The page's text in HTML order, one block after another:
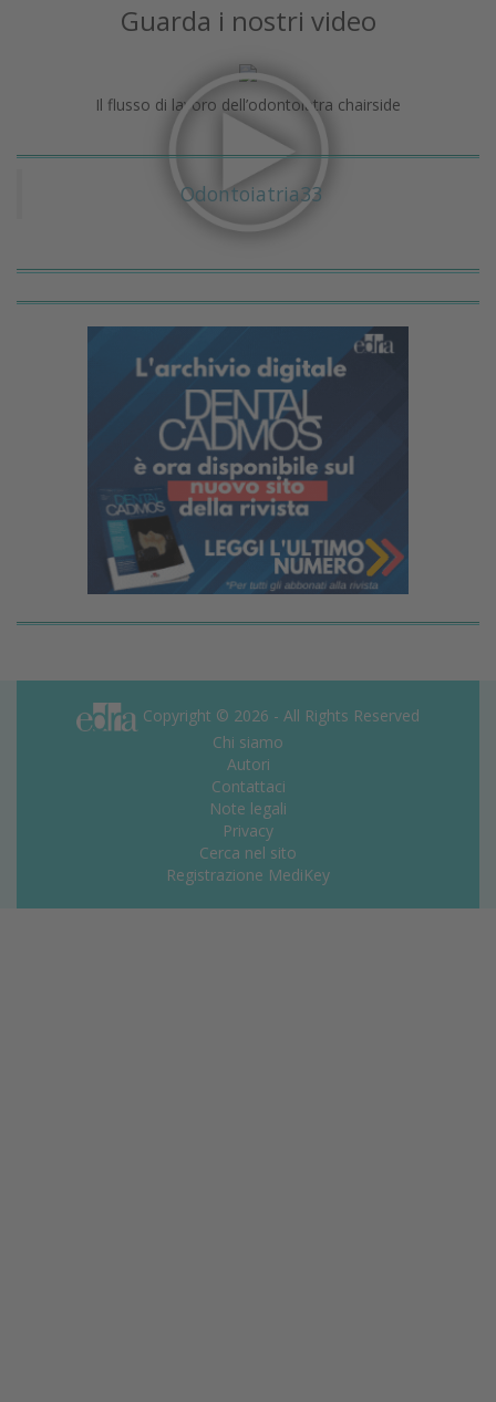
Guarda i nostri video
Il flusso di lavoro dell’odontoiatra chairside
Odontoiatria33
Copyright © 2026 - All Rights Reserved
Chi siamo
Autori
Contattaci
Note legali
Privacy
Cerca nel sito
Registrazione MediKey